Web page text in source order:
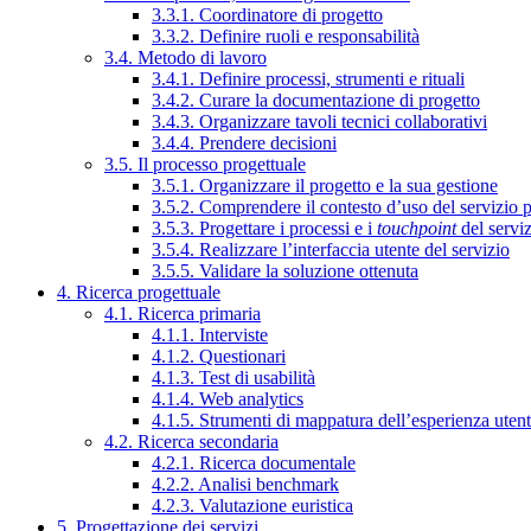
3.3.1. Coordinatore di progetto
3.3.2. Definire ruoli e responsabilità
3.4. Metodo di lavoro
3.4.1. Definire processi, strumenti e rituali
3.4.2. Curare la documentazione di progetto
3.4.3. Organizzare tavoli tecnici collaborativi
3.4.4. Prendere decisioni
3.5. Il processo progettuale
3.5.1. Organizzare il progetto e la sua gestione
3.5.2. Comprendere il contesto d’uso del servizio
3.5.3. Progettare i processi e i touchpointdel
3.5.4. Realizzare l’interfaccia utente del servizio
3.5.5. Validare la soluzione ottenuta
4. Ricerca progettuale
4.1. Ricerca primaria
4.1.1. Interviste
4.1.2. Questionari
4.1.3. Test di usabilità
4.1.4. Web analytics
4.1.5. Strumenti di mappatura dell’esperienza
4.2. Ricerca secondaria
4.2.1. Ricerca documentale
4.2.2. Analisi benchmark
4.2.3. Valutazione euristica
5. Progettazione dei servizi